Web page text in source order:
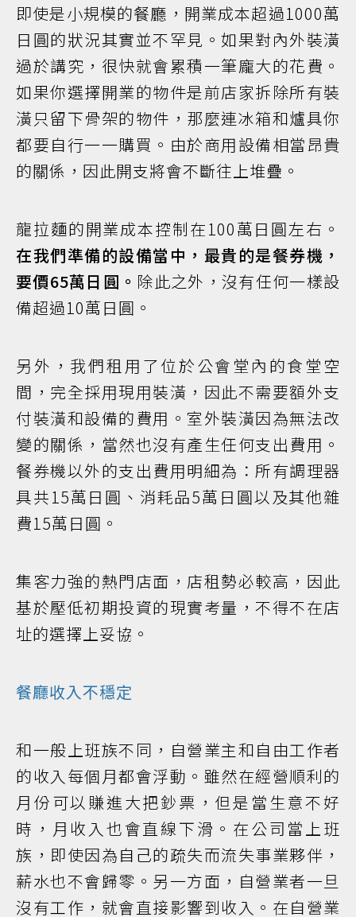
即使是小規模的餐廳，開業成本超過1000萬
日圓的狀況其實並不罕見。如果對內外裝潢
過於講究，很快就會累積一筆龐大的花費。
如果你選擇開業的物件是前店家拆除所有裝
潢只留下骨架的物件，那麼連冰箱和爐具你
都要自行一一購買。由於商用設備相當昂貴
的關係，因此開支將會不斷往上堆疊。
龍拉麵的開業成本控制在100萬日圓左右。
在我們準備的設備當中，最貴的是餐券機，
要價65萬日圓。 除此之外，沒有任何一樣設
備超過10萬日圓。
另外，我們租用了位於公會堂內的食堂空
間，完全採用現用裝潢，因此不需要額外支
付裝潢和設備的費用。室外裝潢因為無法改
變的關係，當然也沒有產生任何支出費用。
餐券機以外的支出費用明細為：所有調理器
具共15萬日圓、消耗品5萬日圓以及其他雜
費15萬日圓。
集客力強的熱門店面，店租勢必較高，因此
基於壓低初期投資的現實考量，不得不在店
址的選擇上妥協。
餐廳收入不穩定
和一般上班族不同，自營業主和自由工作者
的收入每個月都會浮動。雖然在經營順利的
月份可以賺進大把鈔票，但是當生意不好
時，月收入也會直線下滑。在公司當上班
族，即使因為自己的疏失而流失事業夥伴，
薪水也不會歸零。另一方面，自營業者一旦
沒有工作，就會直接影響到收入。在自營業